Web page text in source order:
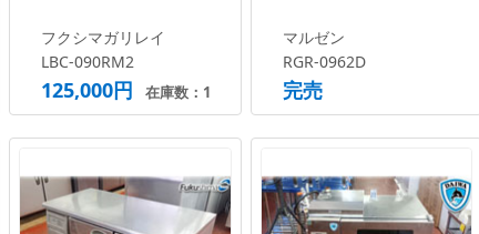
フクシマガリレイ
LBC-090RM2
125,000円 在庫数：1
マルゼン
RGR-0962D
完売